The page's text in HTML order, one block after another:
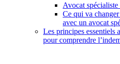
Avocat
Ce qui va
avec un avocat
Les principes essentiels
pour comprendre